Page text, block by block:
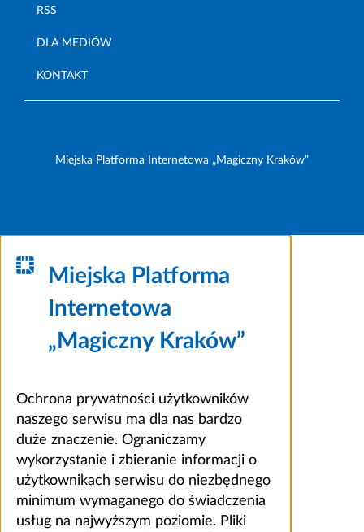
RSS
DLA MEDIÓW
KONTAKT
Miejska Platforma Internetowa „Magiczny Kraków”
Miejska Platforma
Internetowa
„Magiczny Kraków”
Ochrona prywatności użytkowników
naszego serwisu ma dla nas bardzo
duże znaczenie. Ograniczamy
wykorzystanie i zbieranie informacji o
użytkownikach serwisu do niezbędnego
minimum wymaganego do świadczenia
usług na najwyższym poziomie. Pliki